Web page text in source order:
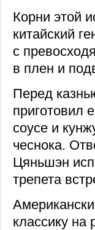
Корни этой
китайский
с
в плен и
Перед
приготовил
соусе и
чеснока.
Цяньшэн
трепета
классику на